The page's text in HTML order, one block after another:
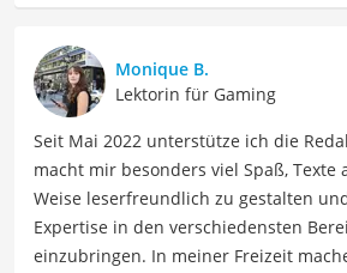
detaillierte Produktvergleiche,
technische Analysen, um
sowohl informierte Entscheidungen
die besten elektronischen Lösungen
zu finden.
Der Handy-Kühler-Vergleich ist aus
besonders empfehlenswert für
Gamer.
Monique B.
Lektorin für Gaming
Seit Mai 2022 unterstütze ich die
macht mir besonders viel Spaß, Texte
Weise leserfreundlich zu gestalten
Expertise in den verschiedensten
einzubringen. In meiner Freizeit